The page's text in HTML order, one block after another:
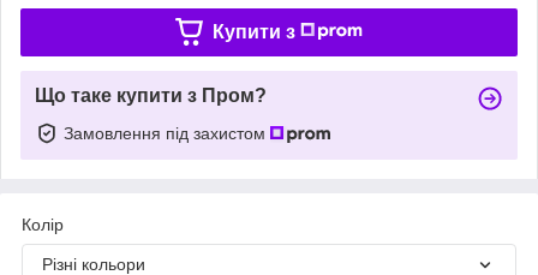
Купити з
Що таке купити з Пром?
Замовлення під захистом
Колір
Різні кольори